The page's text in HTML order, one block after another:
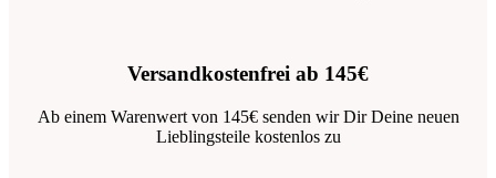
Versandkostenfrei ab 145€
Ab einem Warenwert von 145€ senden wir Dir Deine neuen
Lieblingsteile kostenlos zu